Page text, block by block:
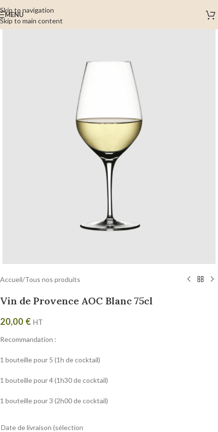
Skip to navigation
Skip to main content
MENU
Accueil/Tous nos produits
Vin de Provence AOC Blanc 75cl
20,00 € HT
Recommandation :
1 bouteille pour 5 (1h de cocktail)
1 bouteille pour 4 (1h30 de cocktail)
1 bouteille pour 3 (2h00 de cocktail)
Date de livraison (sélection